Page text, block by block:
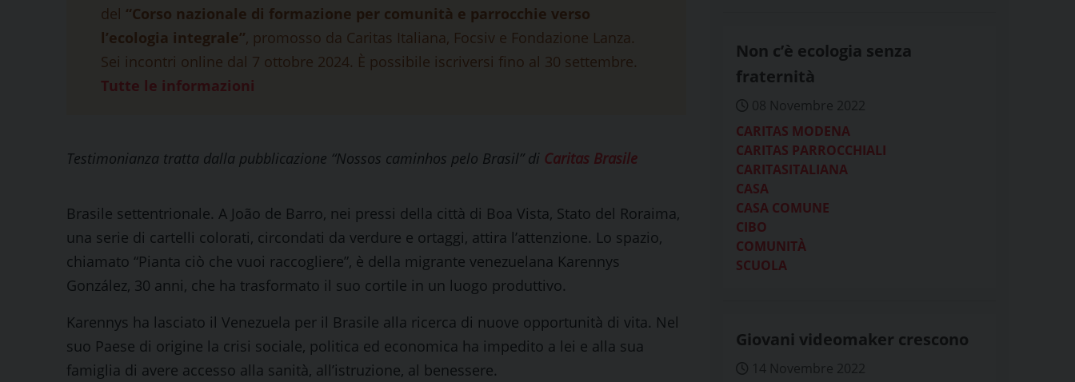
del “Corso nazionale di formazione per comunità e parrocchie verso
l’ecologia integrale”, promosso da Caritas Italiana, Focsiv e Fondazione Lanza.
Sei incontri online dal 7 ottobre 2024. È possibile iscriversi fino al 30 settembre.
Tutte le informazioni
Testimonianza tratta dalla pubblicazione “Nossos caminhos pelo Brasil” di Caritas Brasile
Brasile settentrionale. A João de Barro, nei pressi della città di Boa Vista, Stato del Roraima,
una serie di cartelli colorati, circondati da verdure e ortaggi, attira l’attenzione. Lo spazio,
chiamato “Pianta ciò che vuoi raccogliere”, è della migrante venezuelana Karennys
González, 30 anni, che ha trasformato il suo cortile in un luogo produttivo.
Karennys ha lasciato il Venezuela per il Brasile alla ricerca di nuove opportunità di vita. Nel
suo Paese di origine la crisi sociale, politica ed economica ha impedito a lei e alla sua
famiglia di avere accesso alla sanità, all’istruzione, al benessere.
Non c’è ecologia senza
fraternità
08 Novembre 2022
CARITAS MODENA
CARITAS PARROCCHIALI
CARITASITALIANA
CASA
CASA COMUNE
CIBO
COMUNITÀ
SCUOLA
Giovani videomaker crescono
14 Novembre 2022